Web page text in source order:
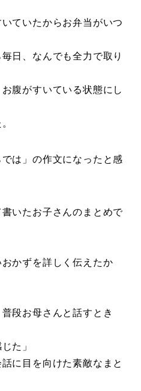
ていたからお弁当がいつ
日、なんでも全力で取り
腹がすいている状態にし
は」の作文になったと感
いたお子さんのまとめで
おかずを詳しく伝えたか
段お母さんと話すとき
た」
に目を向けた素敵なまと